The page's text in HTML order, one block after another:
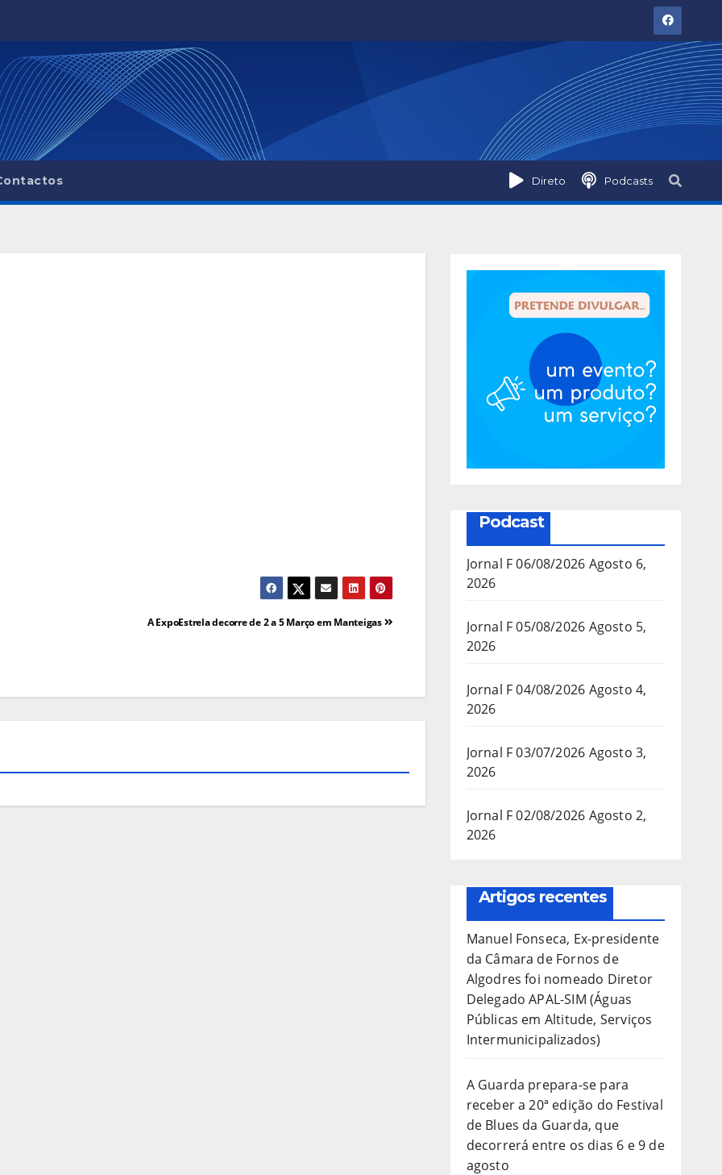
Direto Podcasts
A ExpoEstrela decorre de 2 a 5 Março em Manteigas
Podcast
Jornal F 06/08/2026 Agosto 6,
2026
Jornal F 05/08/2026 Agosto 5,
2026
Jornal F 04/08/2026 Agosto 4,
2026
Jornal F 03/07/2026 Agosto 3,
2026
Jornal F 02/08/2026 Agosto 2,
2026
Artigos recentes
Manuel Fonseca, Ex-presidente
da Câmara de Fornos de
Algodres foi nomeado Diretor
Delegado APAL-SIM (Águas
Públicas em Altitude, Serviços
Intermunicipalizados)
A Guarda prepara-se para
receber a 20ª edição do Festival
de Blues da Guarda, que
decorrerá entre os dias 6 e 9 de
agosto